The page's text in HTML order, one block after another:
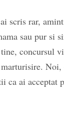
scris rar,
sau pur si
concursul
ca ai acceptat